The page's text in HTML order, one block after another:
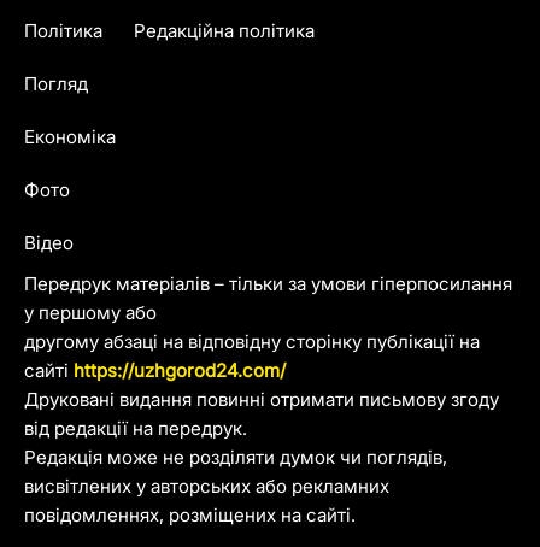
Передрук матеріалів – тільки за умови гіперпосилання
у першому або
другому абзаці на відповідну сторінку публікації на
сайті https://uzhgorod24.com/
Друковані видання повинні отримати письмову згоду
від редакції на передрук.
Редакція може не розділяти думок чи поглядів,
висвітлених у авторських або рекламних
повідомленнях, розміщених на сайті.
Політика
Погляд
Економіка
Фото
Відео
Редакційна політика